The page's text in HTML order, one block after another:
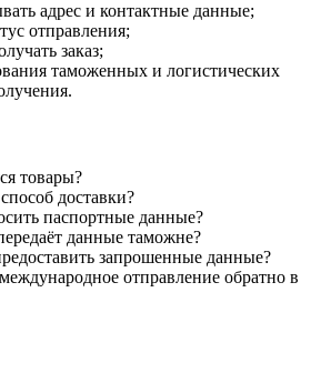
адрес и контактные данные;
отправления;
заказ;
таможенных и логистических
товары?
доставки?
паспортные данные?
данные таможне?
запрошенные данные?
отправление обратно в